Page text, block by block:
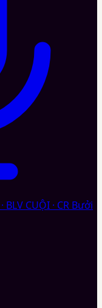
BLV CUỘI · CR Bưởi